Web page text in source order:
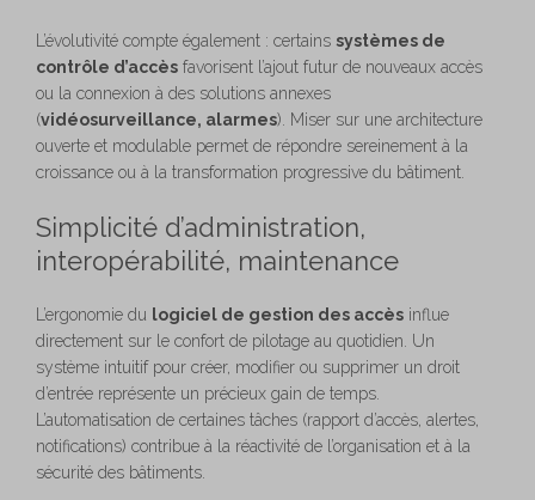
L’évolutivité compte également : certains systèmes de
contrôle d’accès favorisent l’ajout futur de nouveaux accès
ou la connexion à des solutions annexes
(vidéosurveillance, alarmes). Miser sur une architecture
ouverte et modulable permet de répondre sereinement à la
croissance ou à la transformation progressive du bâtiment.
Simplicité d’administration,
interopérabilité, maintenance
L’ergonomie du logiciel de gestion des accès influe
directement sur le confort de pilotage au quotidien. Un
système intuitif pour créer, modifier ou supprimer un droit
d’entrée représente un précieux gain de temps.
L’automatisation de certaines tâches (rapport d’accès, alertes,
notifications) contribue à la réactivité de l’organisation et à la
sécurité des bâtiments.